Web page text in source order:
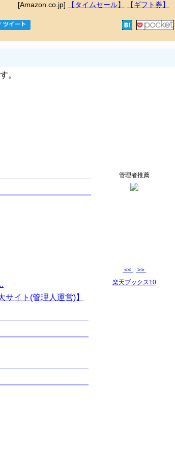
[Amazon.co.jp] 【タイムセール】 【ギフト券】
。
サイト(管理人運営)】
管理者推薦
<<
>>
楽天ブックス10